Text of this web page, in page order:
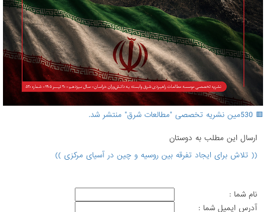
🟥 530مین نشریه تخصصی "مطالعات شرق" منتشر شد.
ارسال اين مطلب به دوستان
(( تلاش برای ایجاد تفرقه بین روسیه و چین در آسیای مرکزی ))
نام شما :
آدرس ايميل شما :